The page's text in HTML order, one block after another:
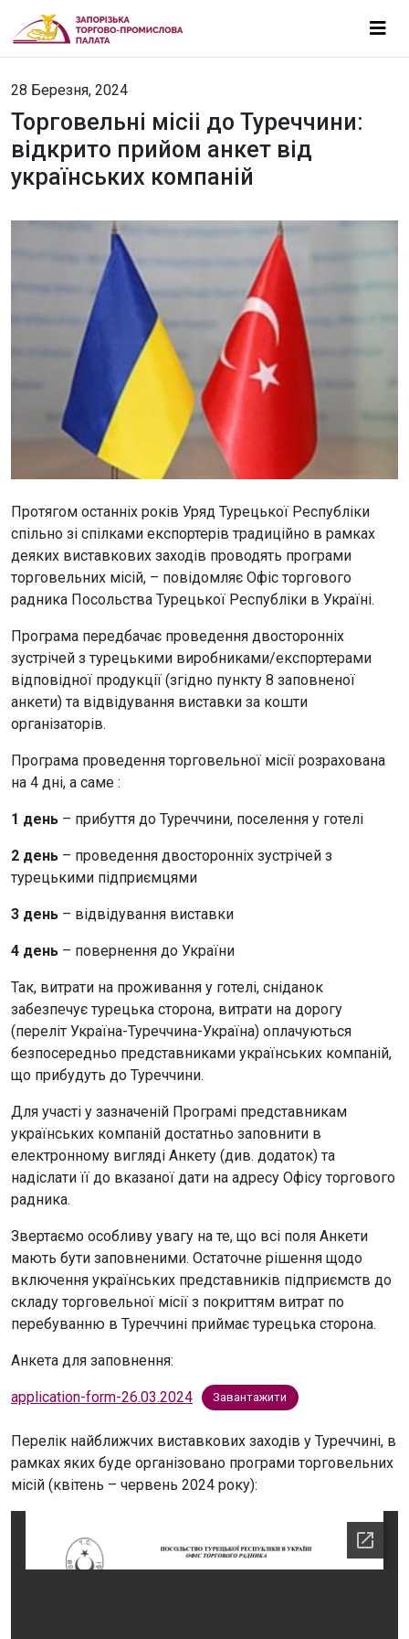
28 Березня, 2024
Торговельні місіі до Туреччини:
відкрито прийом анкет від
українських компаній
Протягом останніх років Уряд Турецької Республіки
спільно зі спілками експортерів традиційно в рамках
деяких виставкових заходів проводять програми
торговельних місій, – повідомляє Офіс торгового
радника Посольства Турецької Республіки в Україні.
Програма передбачає проведення двосторонніх
зустрічей з турецькими виробниками/експортерами
відповідної продукції (згідно пункту 8 заповненої
анкети) та відвідування виставки за кошти
організаторів.
Програма проведення торговельної місії розрахована
на 4 дні, а саме :
1 день – прибуття до Туреччини, поселення у готелі
2 день – проведення двосторонніх зустрічей з
турецькими підприємцями
3 день – відвідування виставки
4 день – повернення до України
Так, витрати на проживання у готелі, сніданок
забезпечує турецька сторона, витрати на дорогу
(переліт Україна-Туреччина-Україна) оплачуються
безпосередньо представниками українських компаній,
що прибудуть до Туреччини.
Для участі у зазначеній Програмі представникам
українських компаній достатньо заповнити в
електронному вигляді Анкету (див. додаток) та
надіслати її до вказаної дати на адресу Офісу торгового
радника.
Звертаємо особливу увагу на те, що всі поля Анкети
мають бути заповненими. Остаточне рішення щодо
включення українських представників підприємств до
складу торговельної місії з покриттям витрат по
перебуванню в Туреччині приймає турецька сторона.
Анкета для заповнення:
application-form-26.03.2024 Завантажити
Перелік найближчих виставкових заходів у Туреччині, в
рамках яких буде організовано програми торговельних
місій (квітень – червень 2024 року):